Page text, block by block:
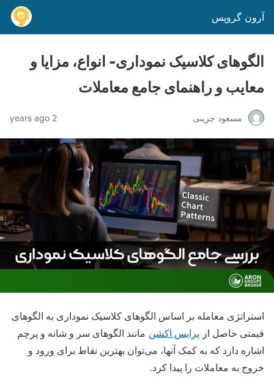
آرون گروپس
الگوهای کلاسیک نموداری- انواع، مزایا و
معایب و راهنمای جامع معاملات
مسعود جزینی 2 years ago
استراتژی معامله بر اساس الگوهای کلاسیک نموداری به الگوهای
قیمتی حاصل از پرایس اکشن مانند الگوهای سر و شانه و پرچم
اشاره دارد که به کمک آنها، می‌توان بهترین نقاط برای ورود و
خروج به معاملات را پیدا کرد.